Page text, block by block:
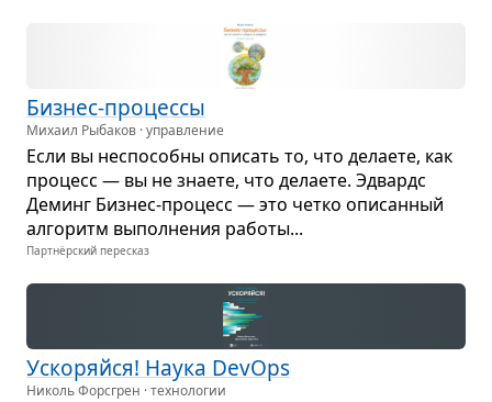
Биз­нес-про­цессы
Михаил Рыбаков · управление
Если вы неспо­собны опи­сать то, что дела­ете, как
про­цесс — вы не зна­ете, что дела­ете. Эдвардс
Деминг Биз­нес-про­цесс — это четко опи­сан­ный
алго­ритм выпол­не­ния работы...
Партнёрский пересказ
Уско­ряйся! Наука DevOps
Николь Форсгрен · технологии